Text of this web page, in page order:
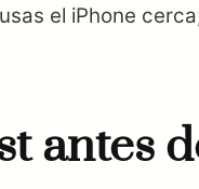
el iPhone
antes